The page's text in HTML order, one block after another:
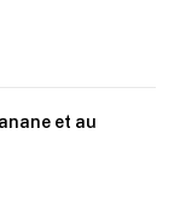
et au